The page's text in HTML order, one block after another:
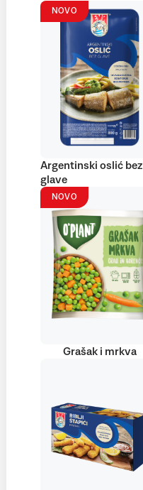
NOVO
Argentinski oslić bez
glave
NOVO
Grašak i mrkva